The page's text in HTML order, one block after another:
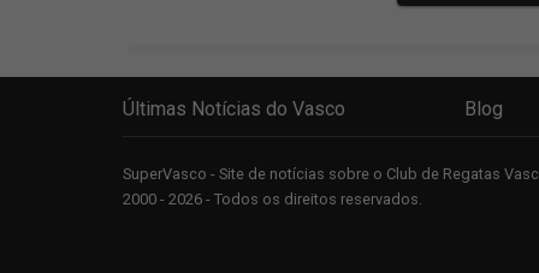
Últimas Notícias do Vasco Blog
SuperVasco - Site de notícias sobre o Club de Regatas
2000 - 2026 - Todos os direitos reservados.